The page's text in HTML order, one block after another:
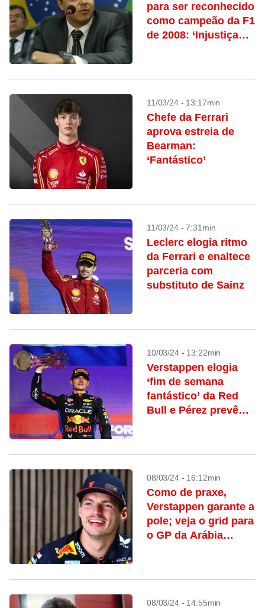
para ser reconhecido
como campeão da F1
de 2008: ‘Injustiça
11/03/24 - 13:17min
Chefe da Ferrari
aprova estreia de
Bearman:
‘Fantástico’
11/03/24 - 7:31min
Leclerc elogia ritmo
da Ferrari e enaltece
parceria com
substituto de Sainz
10/03/24 - 13:22min
Verstappen elogia
‘fim de semana
fantástico’ da Red
Bull e Pérez prevê
08/03/24 - 16:12min
Como de praxe,
Verstappen garante a
pole; veja o grid para
o GP da Arábia
08/03/24 - 14:55min